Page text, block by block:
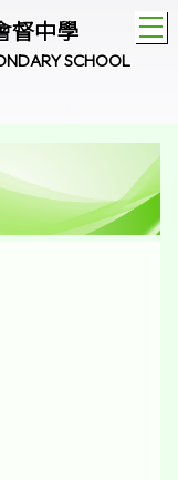
督中學
SCHOOL